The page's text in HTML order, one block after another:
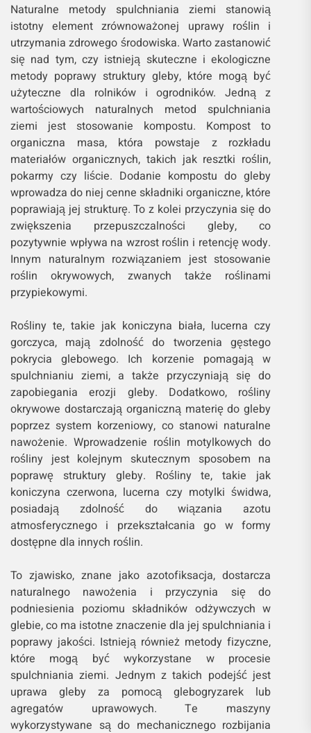
Naturalne metody spulchniania ziemi stanowią
istotny element zrównoważonej uprawy roślin i
utrzymania zdrowego środowiska. Warto zastanowić
się nad tym, czy istnieją skuteczne i ekologiczne
metody poprawy struktury gleby, które mogą być
użyteczne dla rolników i ogrodników. Jedną z
wartościowych naturalnych metod spulchniania
ziemi jest stosowanie kompostu. Kompost to
organiczna masa, która powstaje z rozkładu
materiałów organicznych, takich jak resztki roślin,
pokarmy czy liście. Dodanie kompostu do gleby
wprowadza do niej cenne składniki organiczne, które
poprawiają jej strukturę. To z kolei przyczynia się do
zwiększenia przepuszczalności gleby, co
pozytywnie wpływa na wzrost roślin i retencję wody.
Innym naturalnym rozwiązaniem jest stosowanie
roślin okrywowych, zwanych także roślinami
przypiekowymi.
Rośliny te, takie jak koniczyna biała, lucerna czy
gorczyca, mają zdolność do tworzenia gęstego
pokrycia glebowego. Ich korzenie pomagają w
spulchnianiu ziemi, a także przyczyniają się do
zapobiegania erozji gleby. Dodatkowo, rośliny
okrywowe dostarczają organiczną materię do gleby
poprzez system korzeniowy, co stanowi naturalne
nawożenie. Wprowadzenie roślin motylkowych do
rośliny jest kolejnym skutecznym sposobem na
poprawę struktury gleby. Rośliny te, takie jak
koniczyna czerwona, lucerna czy motylki świdwa,
posiadają zdolność do wiązania azotu
atmosferycznego i przekształcania go w formy
dostępne dla innych roślin.
To zjawisko, znane jako azotofiksacja, dostarcza
naturalnego nawożenia i przyczynia się do
podniesienia poziomu składników odżywczych w
glebie, co ma istotne znaczenie dla jej spulchniania i
poprawy jakości. Istnieją również metody fizyczne,
które mogą być wykorzystane w procesie
spulchniania ziemi. Jednym z takich podejść jest
uprawa gleby za pomocą glebogryzarek lub
agregatów uprawowych. Te maszyny
wykorzystywane są do mechanicznego rozbijania